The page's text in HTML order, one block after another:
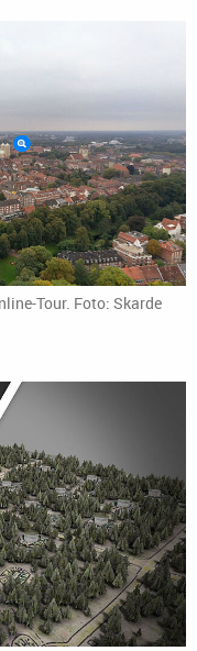
Tour. Foto: Skarde